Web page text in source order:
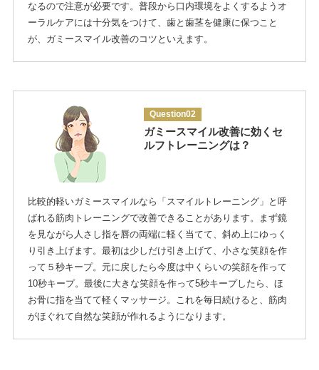
なるので注意が必要です。普段から口内環境をよくするようオ
ーラルケアには十分気をつけて、歯と歯茎を健康に保つこと
が、ガミースマイル改善のコツといえます。
Question02
ガミースマイル改善に効くセ
ルフトレーニングは？
比較的軽いガミースマイルなら「スマイルトレーニング」と呼
ばれる筋肉トレーニングで改善できることがあります。まず鏡
を見ながら人さし指を唇の両端に軽く当てて、斜め上にゆっく
り引き上げます。最初は少しだけ引き上げて、小さな笑顔を作
って５秒キープ。元に戻したら今度は中くらいの笑顔を作って
10秒キープ。最後に大きな笑顔を作って5秒キープしたら、ほ
お骨に指を当てて軽くマッサージ。これを毎日続けると、筋肉
がほぐれて自然な笑顔が作れるようになります。